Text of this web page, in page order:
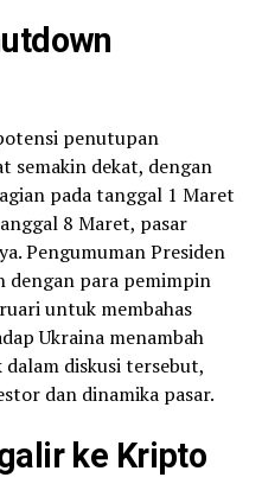
penutupan
semakin dekat, dengan
pada tanggal 1 Maret
8 Maret, pasar
Pengumuman Presiden
dengan para pemimpin
untuk membahas
Ukraina menambah
diskusi tersebut,
dan dinamika pasar.
ke Kripto